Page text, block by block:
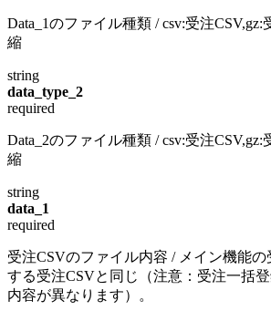
Data_1のファイル種類 / csv:受注
縮
string
data_type_2
required
Data_2のファイル種類 / csv:受注
縮
string
data_1
required
受注CSVのファイル内容 / メイン機能
する受注CSVと同じ（注意：受注一括
内容が異なります）。